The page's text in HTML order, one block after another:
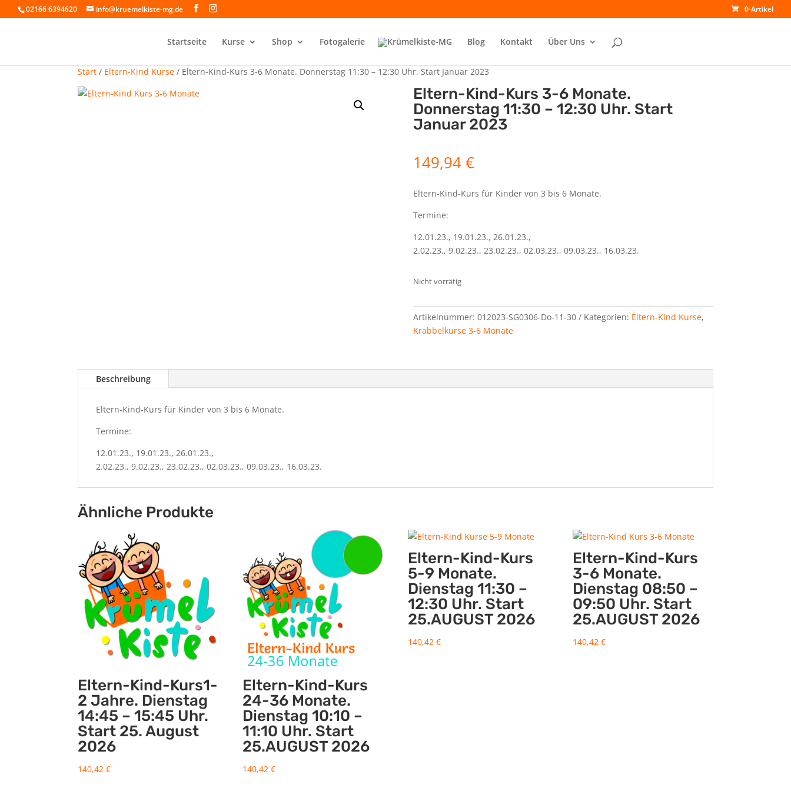
02166 6394620 info@kruemelkiste-mg.de 0-Artikel
Startseite Kurse Shop Fotogalerie Blog Kontakt Über Uns
Start / Eltern-Kind Kurse / Eltern-Kind-Kurs 3-6 Monate. Donnerstag 11:30 – 12:30 Uhr. Start Januar 2023
Eltern-Kind-Kurs 3-6 Monate.
Donnerstag 11:30 – 12:30 Uhr. Start
Januar 2023
149,94€
Eltern-Kind-Kurs für Kinder von 3 bis 6 Monate.
Termine:
12.01.23., 19.01.23., 26.01.23.,
2.02.23., 9.02.23., 23.02.23., 02.03.23., 09.03.23., 16.03.23.
Nicht vorrätig
Artikelnummer: 012023-SG0306-Do-11-30 Kategorien: Eltern-Kind Kurse,
Krabbelkurse 3-6 Monate
Beschreibung
Eltern-Kind-Kurs für Kinder von 3 bis 6 Monate.
Termine:
12.01.23., 19.01.23., 26.01.23.,
2.02.23., 9.02.23., 23.02.23., 02.03.23., 09.03.23., 16.03.23.
Ähnliche Produkte
Eltern-Kind-Kurs1-
2 Jahre. Dienstag
14:45 – 15:45 Uhr.
Start 25. August
2026
140,42 €
Eltern-Kind-Kurs
24-36 Monate.
Dienstag 10:10 –
11:10 Uhr. Start
25.AUGUST 2026
140,42€
Eltern-Kind-Kurs
5-9 Monate.
Dienstag 11:30 –
12:30 Uhr. Start
25.AUGUST 2026
140,42 €
Eltern-Kind-Kurs
3-6 Monate.
Dienstag 08:50 –
09:50 Uhr. Start
25.AUGUST 2026
140,42 €